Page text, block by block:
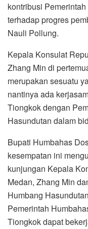
kontribusi
terhadap progres
Nauli Pollung.
Kepala Konsulat
Zhang Min di
merupakan sesuatu
nantinya ada
Tiongkok dengan
Hasundutan dalam
Bupati Humbahas
kesempatan ini
kunjungan Kepala
Medan, Zhang Min
Humbang
Pemerintah
Tiongkok dapat